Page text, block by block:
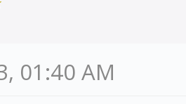
01:40 AM